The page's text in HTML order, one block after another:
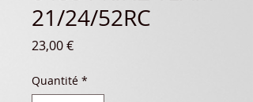
21/24/52RC
23,00 €Prix
Quantité *